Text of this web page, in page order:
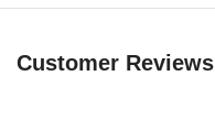
Customer Reviews